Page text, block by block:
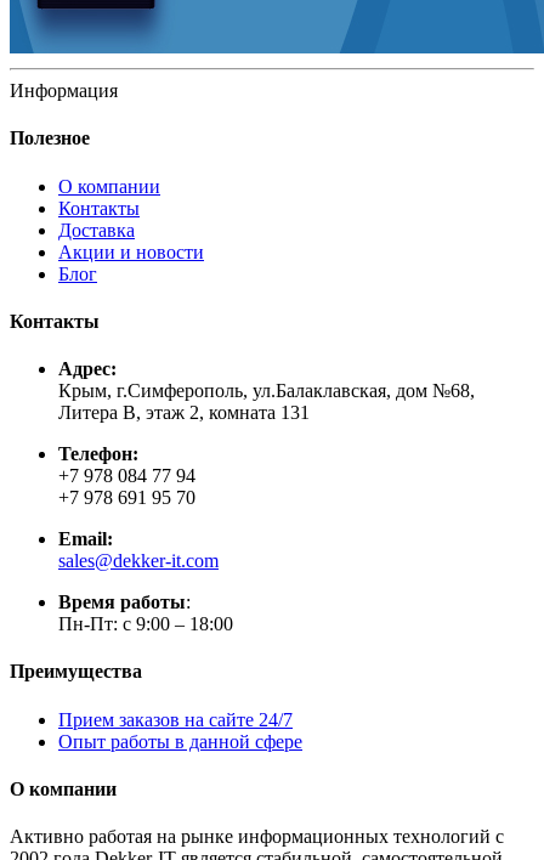
Информация
Полезное
О компании
Контакты
Доставка
Акции и новости
Блог
Контакты
Адрес:
Крым, г.Симферополь, ул.Балаклавская, дом №68,
Литера В, этаж 2, комната 131
Телефон:
+7 978 084 77 94
+7 978 691 95 70
Email:
sales@dekker-it.com
Время работы:
Пн-Пт: с 9:00 – 18:00
Преимущества
Прием заказов на сайте 24/7
Опыт работы в данной сфере
О компании
Активно работая на рынке информационных технологий с